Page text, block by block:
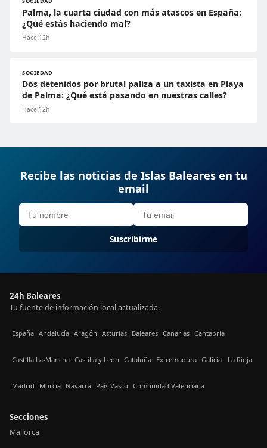
Palma, la cuarta ciudad con más atascos en España:
¿Qué estás haciendo mal?
Hace 12h
SOCIEDAD
Dos detenidos por brutal paliza a un taxista en Playa
de Palma: ¿Qué está pasando en nuestras calles?
Hace 12h
Recibe las noticias de Islas Baleares en tu
email
Suscribirme
24h Baleares
Tu fuente de información local actualizada.
España Andalucía Aragón Asturias Baleares Canarias Cantabria
Castilla La-Mancha Castilla y León Cataluña Extremadura Galicia La Rioja
Madrid Murcia Navarra País Vasco Comunidad Valenciana
Secciones
Mallorca